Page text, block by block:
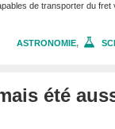
de transporter du fret
ASTRONOMIE,
été